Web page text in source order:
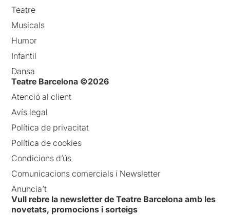
Teatre
Musicals
Humor
Infantil
Dansa
Teatre Barcelona ©2026
Atenció al client
Avís legal
Política de privacitat
Política de cookies
Condicions d’ús
Comunicacions comercials i Newsletter
Anuncia’t
Vull rebre la newsletter de Teatre Barcelona amb les
novetats, promocions i sorteigs